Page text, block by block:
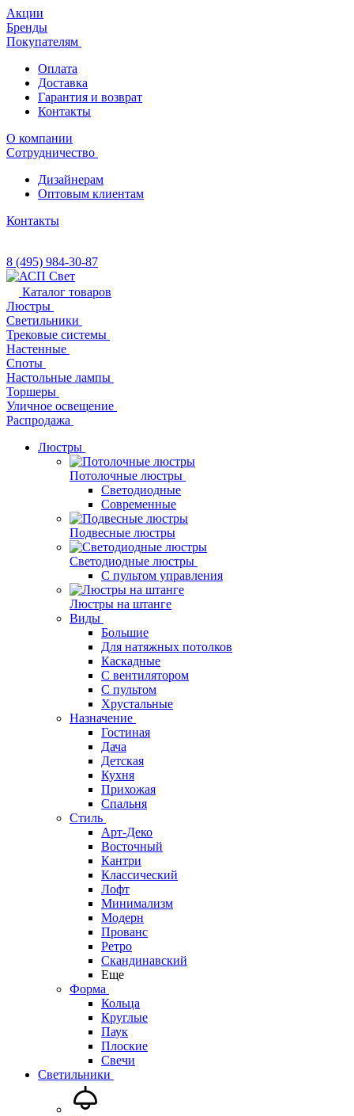
Акции
Бренды
Покупателям
Оплата
Доставка
Гарантия и возврат
Контакты
О компании
Сотрудничество
Дизайнерам
Оптовым клиентам
Контакты
8 (495) 984-30-87
Каталог товаров
Люстры
Светильники
Трековые системы
Настенные
Споты
Настольные лампы
Торшеры
Уличное освещение
Распродажа
Люстры
Потолочные люстры
Светодиодные
Современные
Подвесные люстры
Светодиодные люстры
С пультом управления
Люстры на штанге
Виды
Большие
Для натяжных потолков
Каскадные
С вентилятором
С пультом
Хрустальные
Назначение
Гостиная
Дача
Детская
Кухня
Прихожая
Спальня
Стиль
Арт-Деко
Восточный
Кантри
Классический
Лофт
Минимализм
Модерн
Прованс
Ретро
Скандинавский
Еще
Форма
Кольца
Круглые
Паук
Плоские
Свечи
Светильники